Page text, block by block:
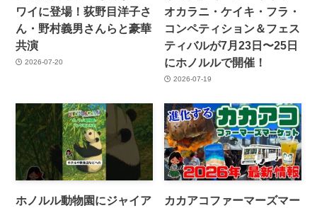
ワイに登場！荻野目洋子さ
ん・野村義男さんらと豪華
共演
2026-07-20
オカラニ・ケイキ・フラ・
コンペティション＆フェス
ティバルが7月23日〜25日
にホノルルで開催！
2026-07-19
ホノルル動物園にジャイア
カカアコファーマーズマー